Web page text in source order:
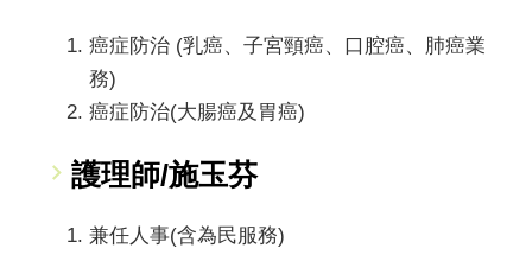
癌症防治 (乳癌、子宮頸癌、口腔癌、肺癌業
務)
癌症防治(大腸癌及胃癌)
護理師/施玉芬
兼任人事(含為民服務)